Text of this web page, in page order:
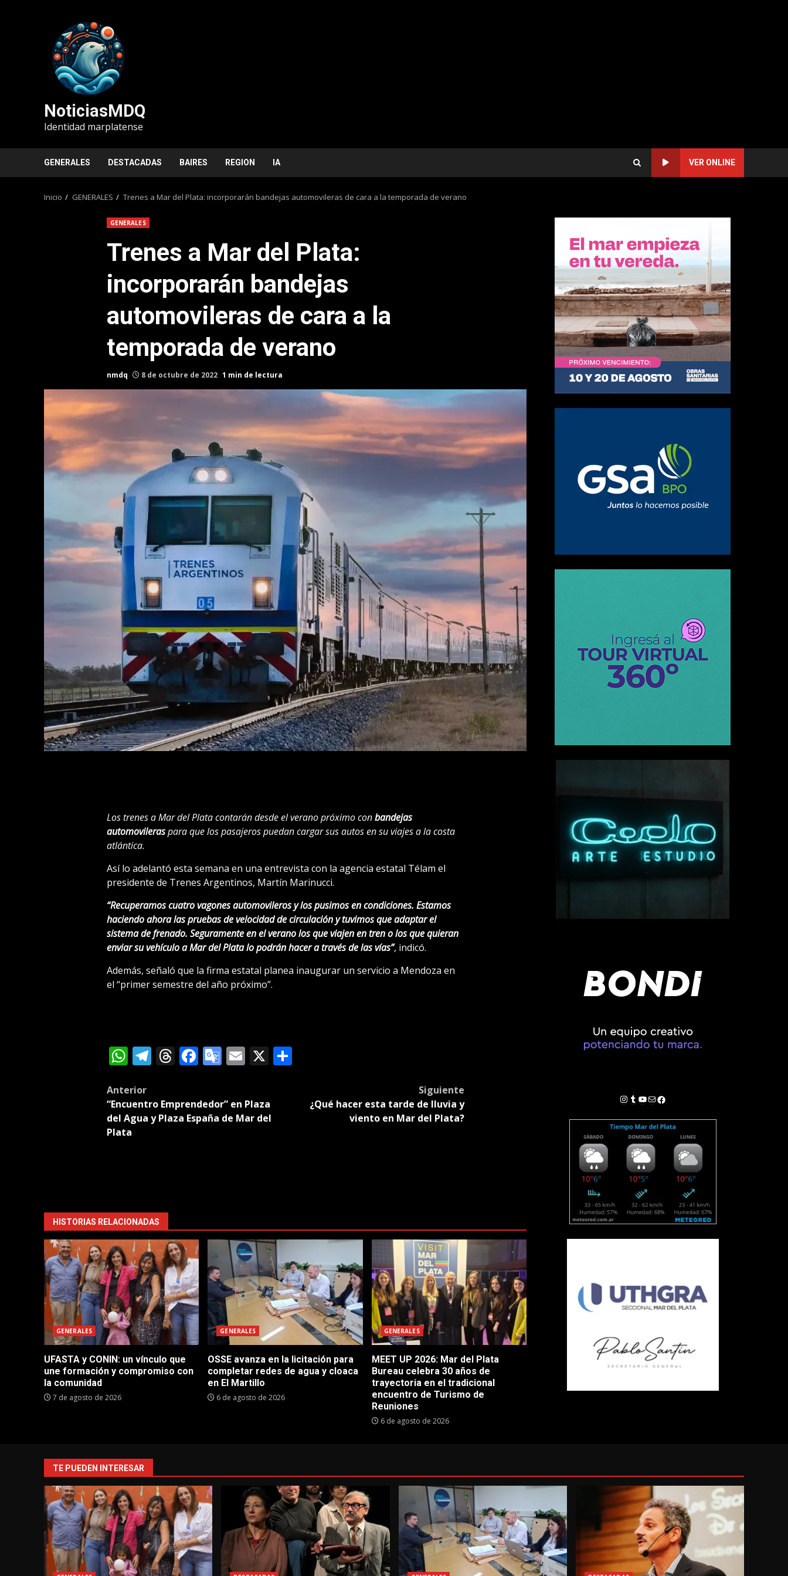
NoticiasMDQ
Identidad marplatense
GENERALES DESTACADAS BAIRES REGION IA VER ONLINE
Inicio GENERALES Trenes a Mar del Plata: incorporarán bandejas automovileras de cara a la temporada de verano
GENERALES
Trenes a Mar del Plata:
incorporarán bandejas
automovileras de cara a la
temporada de verano
nmdq 8 de octubre de 2022 1 min de lectura
Los trenes a Mar del Plata contarán desde el verano próximo conbandejas
automovileraspara que los pasajeros puedan cargar sus autos en su viajes a la costa
atlántica.
Así lo adelantó esta semana en una entrevista con la agencia estatal Télam el
presidente de Trenes Argentinos, Martín Marinucci.
“Recuperamos cuatro vagones automovileros y los pusimos en condiciones. Estamos
haciendo ahora las pruebas de velocidad de circulación y tuvimos que adaptar el
sistema de frenado. Seguramente en el verano los que viajen en tren o los que quieran
enviar su vehículo a Mar del Plata lo podrán hacer a través de las vías”, indicó.
Además, señaló que la firma estatal planea inaugurar un servicio a Mendoza en
el “primer semestre del año próximo”.
WhatsApp
Telegram
Threads
Facebook
Google
Email
X Compartir
Post
navigation
Anterior
“Encuentro Emprendedor” en Plaza
del Agua y Plaza España de Mar del
Plata
Siguiente
¿Qué hacer esta tarde de lluvia y
viento en Mar del Plata?
HISTORIAS RELACIONADAS
GENERALES
UFASTA y CONIN: un vínculo que
une formación y compromiso con
la comunidad
7 de agosto de 2026
GENERALES
OSSE avanza en la licitación para
completar redes de agua y cloaca
en El Martillo
6 de agosto de 2026
GENERALES
MEET UP 2026: Mar del Plata
Bureau celebra 30 años de
trayectoria en el tradicional
encuentro de Turismo de
Reuniones
6 de agosto de 2026
Instagram
Tumblr
YouTube
Correo electrónico
Facebook
TE PUEDEN INTERESAR